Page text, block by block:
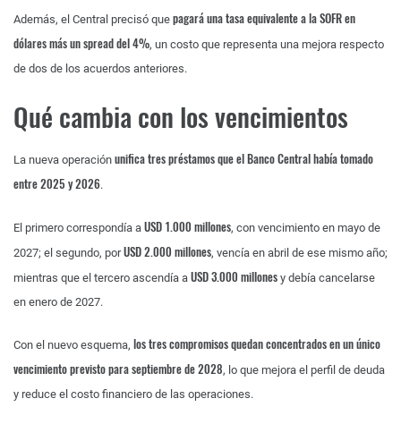
Además, el Central precisó que pagará una tasa equivalente a la SOFR en
dólares más un spread del 4%, un costo que representa una mejora respecto
de dos de los acuerdos anteriores.
Qué cambia con los vencimientos
La nueva operación unifica tres préstamos que el Banco Central había tomado
entre 2025 y 2026.
El primero correspondía a USD 1.000 millones, con vencimiento en mayo de
2027; el segundo, porUSD 2.000 millones, vencía en abril de ese mismo año;
mientras que el tercero ascendía a USD 3.000 millones y debía cancelarse
en enero de 2027.
Con el nuevo esquema, los tres compromisos quedan concentrados en un único
vencimiento previsto para septiembre de 2028, lo que mejora el perfil de deuda
y reduce el costo financiero de las operaciones.